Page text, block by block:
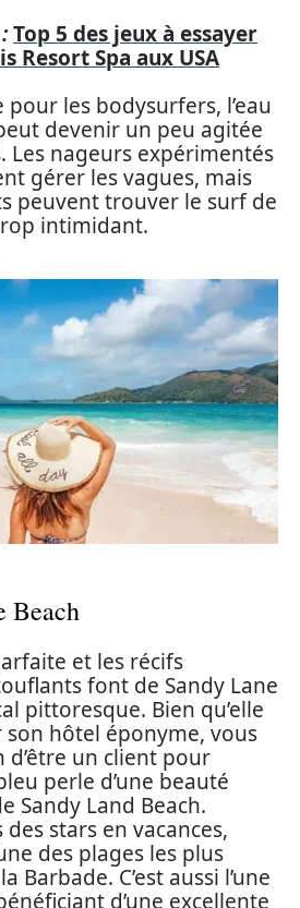
Top 5 des jeux à essayer
Resort Spa aux USA
les bodysurfers, l’eau
devenir un peu agitée
Les nageurs expérimentés
gérer les vagues, mais
peuvent trouver le surf de
intimidant.
Beach
et les récifs
font de Sandy Lane
pittoresque. Bien qu’elle
hôtel éponyme, vous
d’être un client pour
perle d’une beauté
Sandy Land Beach.
stars en vacances,
des plages les plus
Barbade. C’est aussi l’une
d’une excellente